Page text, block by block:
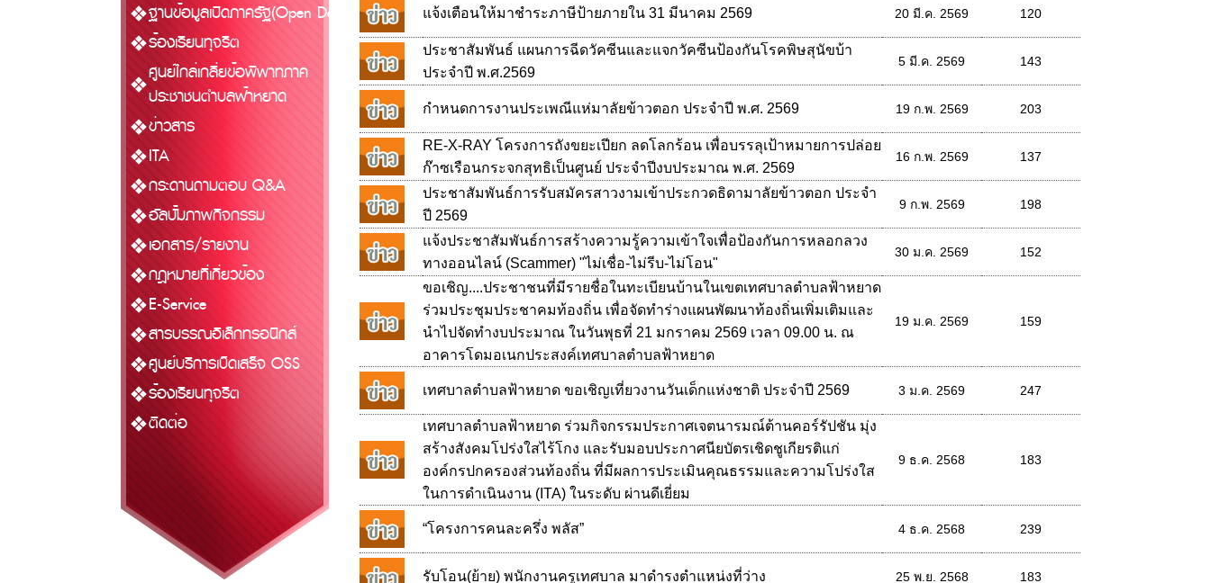
ฐานข้อมูลเปิดภาครัฐ(Open Data)
ร้องเรียนทุจริต
ศูนย์ไกล่เกลี่ยข้อพิพาทภาค
ประชาชนตำบลฟ้าหยาด
ข่าวสาร
ITA
กระดานถามตอบ Q&A
อัลบั้มภาพกิจกรรม
เอกสาร/รายงาน
กฎหมายที่เกี่ยวข้อง
E-Service
สารบรรณอิเล็กทรอนิกส์
ศูนย์บริการเบ็ดเสร็จ OSS
ร้องเรียนทุจริต
ติดต่อ
แจ้งเตือนให้มาชำระภาษีป้ายภายใน 31 มีนาคม 2569 20 มี.ค. 2569 120
ประชาสัมพันธ์ แผนการฉีดวัคซีนและแจกวัคซีนป้องกันโรคพิษสุนัขบ้า
ประจำปี พ.ศ.2569
5 มี.ค. 2569 143
กำหนดการงานประเพณีแห่มาลัยข้าวตอก ประจำปี พ.ศ. 2569 19 ก.พ. 2569 203
RE-X-RAY โครงการถังขยะเปียก ลดโลกร้อน เพื่อบรรลุเป้าหมายการปล่อย
ก๊าซเรือนกระจกสุทธิเป็นศูนย์ ประจำปีงบประมาณ พ.ศ. 2569
16 ก.พ. 2569 137
​ประชาสัมพันธ์การรับสมัครสาวงามเข้าประกวดธิดามาลัยข้าวตอก ประจำ
ปี 2569
9 ก.พ. 2569 198
แจ้งประชาสัมพันธ์การสร้างความรู้ความเข้าใจเพื่อป้องกันการหลอกลวง
ทางออนไลน์ (Scammer) "ไม่เชื่อ-ไม่รีบ-ไม่โอน"
30 ม.ค. 2569 152
ขอเชิญ....ประชาชนที่มีรายชื่อในทะเบียนบ้านในเขตเทศบาลตำบลฟ้าหยาด
ร่วมประชุมประชาคมท้องถิ่น เพื่อจัดทำร่างแผนพัฒนาท้องถิ่นเพิ่มเติมและ
นำไปจัดทำงบประมาณ ในวันพุธที่ 21 มกราคม 2569 เวลา 09.00 น. ณ
อาคารโดมอเนกประสงค์เทศบาลตำบลฟ้าหยาด
19 ม.ค. 2569 159
เทศบาลตำบลฟ้าหยาด ขอเชิญเที่ยวงานวันเด็กแห่งชาติ ประจำปี 2569 3 ม.ค. 2569 247
เทศบาลตำบลฟ้าหยาด ร่วมกิจกรรมประกาศเจตนารมณ์ต้านคอร์รัปชัน มุ่ง
สร้างสังคมโปร่งใสไร้โกง และรับมอบประกาศนียบัตรเชิดชูเกียรติแก่
องค์กรปกครองส่วนท้องถิ่น ที่มีผลการประเมินคุณธรรมและความโปร่งใส
ในการดำเนินงาน (ITA) ในระดับ ผ่านดีเยี่ยม
9 ธ.ค. 2568 183
“โครงการคนละครึ่ง พลัส” 4 ธ.ค. 2568 239
รับโอน(ย้าย) พนักงานครูเทศบาล มาดำรงตำแหน่งที่ว่าง 25 พ.ย. 2568 183